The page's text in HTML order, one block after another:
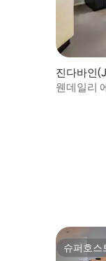
진다바인
니엄
웬데일리
슈퍼호스
슈퍼호스